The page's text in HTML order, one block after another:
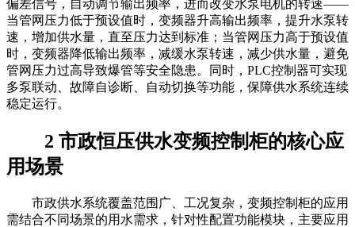
偏差信号，自动调节输出频率，进而改变水泵电机的转速——
当管网压力低于预设值时，变频器升高输出频率，提升水泵转
速，增加供水量，直至压力达到标准；当管网压力高于预设值
时，变频器降低输出频率，减缓水泵转速，减少供水量，避免
管网压力过高导致爆管等安全隐患。同时，PLC控制器可实现
多泵联动、故障自诊断、自动切换等功能，保障供水系统连续
稳定运行。
2 市政恒压供水变频控制柜的核心应
用场景
市政供水系统覆盖范围广、工况复杂，变频控制柜的应用
需结合不同场景的用水需求，针对性配置功能模块，主要应用